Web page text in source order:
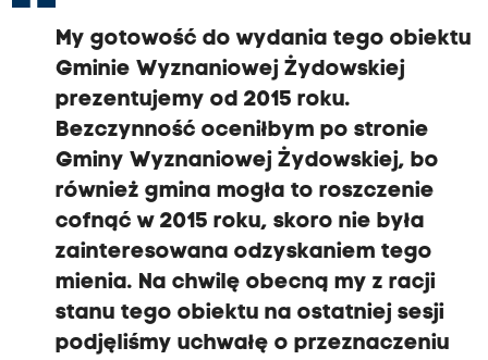
My gotowość do wydania tego obiektu
Gminie Wyznaniowej Żydowskiej
prezentujemy od 2015 roku.
Bezczynność oceniłbym po stronie
Gminy Wyznaniowej Żydowskiej, bo
również gmina mogła to roszczenie
cofnąć w 2015 roku, skoro nie była
zainteresowana odzyskaniem tego
mienia. Na chwilę obecną my z racji
stanu tego obiektu na ostatniej sesji
podjęliśmy uchwałę o przeznaczeniu